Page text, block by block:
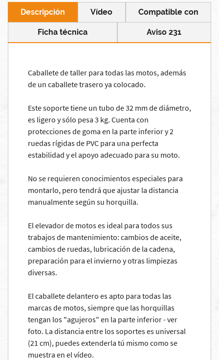
Descripción Vídeo Compatible con
Ficha técnica Aviso 231
Caballete de taller para todas las motos, además
de un caballete trasero ya colocado.
Este soporte tiene un tubo de 32 mm de diámetro,
es ligero y sólo pesa 3 kg. Cuenta con
protecciones de goma en la parte inferior y 2
ruedas rígidas de PVC para una perfecta
estabilidad y el apoyo adecuado para su moto.
No se requieren conocimientos especiales para
montarlo, pero tendrá que ajustar la distancia
manualmente según su horquilla.
El elevador de motos es ideal para todos sus
trabajos de mantenimiento: cambios de aceite,
cambios de ruedas, lubricación de la cadena,
preparación para el invierno y otras limpiezas
diversas.
El caballete delantero es apto para todas las
marcas de motos, siempre que las horquillas
tengan los "agujeros" en la parte inferior - ver
foto. La distancia entre los soportes es universal
(21 cm), puedes extenderla tú mismo como se
muestra en el vídeo.